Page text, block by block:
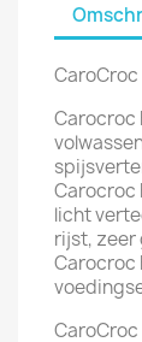
CaroCroc
Carocroc
Carocroc
licht
rijst, zeer
Carocroc